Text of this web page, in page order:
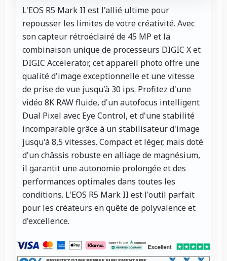
L'EOS R5 Mark II est l'allié ultime pour
repousser les limites de votre créativité. Avec
son capteur rétroéclairé de 45 MP et la
combinaison unique de processeurs DIGIC X et
DIGIC Accelerator, cet appareil photo offre une
qualité d'image exceptionnelle et une vitesse
de prise de vue jusqu'à 30 ips. Profitez d'une
vidéo 8K RAW fluide, d'un autofocus intelligent
Dual Pixel avec Eye Control, et d'une stabilité
incomparable grâce à un stabilisateur d'image
jusqu'à 8,5 vitesses. Compact et léger, mais doté
d'un châssis robuste en alliage de magnésium,
il garantit une autonomie prolongée et des
performances optimales dans toutes les
conditions. L'EOS R5 Mark II est l'outil parfait
pour les créateurs en quête de polyvalence et
d'excellence.